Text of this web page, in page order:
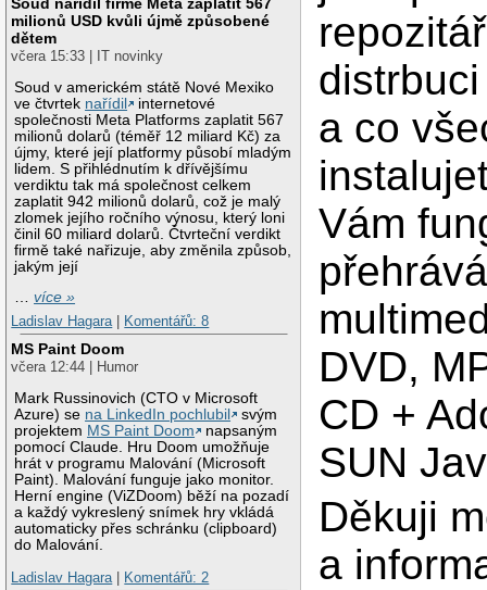
milionů USD kvůli újmě způsobené
dětem
včera 15:33 | IT novinky
Soud v americkém státě Nové Mexiko
ve čtvrtek nařídil
internetové
společnosti Meta Platforms zaplatit 567
milionů dolarů (téměř 12 miliard Kč) za
újmy, které její platformy působí mladým
lidem. S přihlédnutím k dřívějšímu
verdiktu tak má společnost celkem
zaplatit 942 milionů dolarů, což je malý
zlomek jejího ročního výnosu, který loni
činil 60 miliard dolarů. Čtvrteční verdikt
firmě také nařizuje, aby změnila způsob,
jakým její
…více »
Ladislav Hagara
Komentářů: 8
MS Paint Doom
včera 12:44 | Humor
Mark Russinovich (CTO v Microsoft
Azure) se na LinkedIn pochlubil
svým
projektem MS Paint Doom
napsaným
pomocí Claude. Hru Doom umožňuje
hrát v programu Malování (Microsoft
Paint). Malování funguje jako monitor.
Herní engine (ViZDoom) běží na pozadí
a každý vykreslený snímek hry vkládá
automaticky přes schránku (clipboard)
do Malování.
Ladislav Hagara
Komentářů: 2
a co
Vám
DVD,
CD +
SUN
Děkuji
a